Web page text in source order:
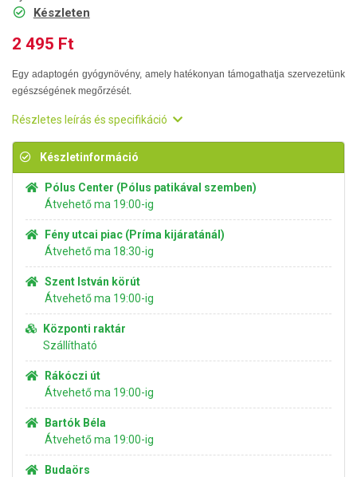
Készleten
2 495 Ft
Egy adaptogén gyógynövény, amely hatékonyan támogathatja szervezetünk
egészségének megőrzését.
Részletes leírás és specifikáció
Készletinformáció
Pólus Center (Pólus patikával szemben)
Átvehető ma 19:00-ig
Fény utcai piac (Príma kijáratánál)
Átvehető ma 18:30-ig
Szent István körút
Átvehető ma 19:00-ig
Központi raktár
Szállítható
Rákóczi út
Átvehető ma 19:00-ig
Bartók Béla
Átvehető ma 19:00-ig
Budaörs